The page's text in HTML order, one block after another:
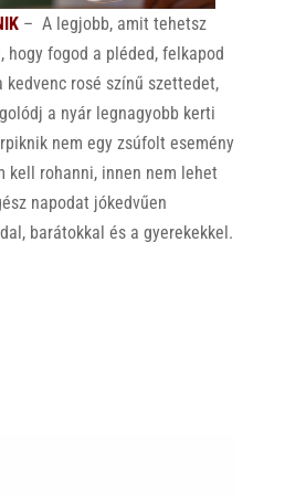
– A legjobb, amit tehetsz
hogy fogod a pléded, felkapod
kedvenc rosé színű szettedet,
a nyár legnagyobb kerti
nem egy zsúfolt esemény
kell rohanni, innen nem lehet
napodat jókedvűen
barátokkal és a gyerekekkel.